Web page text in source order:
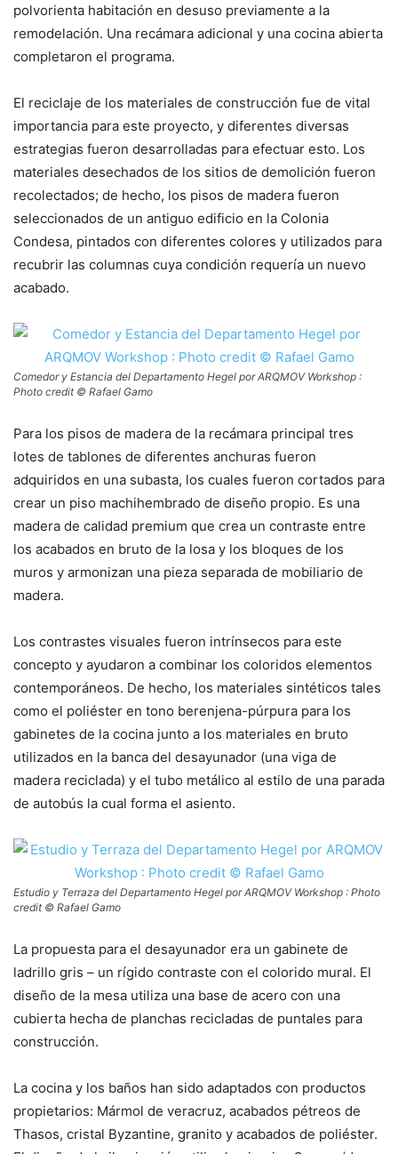
polvorienta habitación en desuso previamente a la
remodelación. Una recámara adicional y una cocina abierta
completaron el programa.
El reciclaje de los materiales de construcción fue de vital
importancia para este proyecto, y diferentes diversas
estrategias fueron desarrolladas para efectuar esto. Los
materiales desechados de los sitios de demolición fueron
recolectados; de hecho, los pisos de madera fueron
seleccionados de un antiguo edificio en la Colonia
Condesa, pintados con diferentes colores y utilizados para
recubrir las columnas cuya condición requería un nuevo
acabado.
Comedor y Estancia del Departamento Hegel por ARQMOV Workshop :
Photo credit © Rafael Gamo
Para los pisos de madera de la recámara principal tres
lotes de tablones de diferentes anchuras fueron
adquiridos en una subasta, los cuales fueron cortados para
crear un piso machihembrado de diseño propio. Es una
madera de calidad premium que crea un contraste entre
los acabados en bruto de la losa y los bloques de los
muros y armonizan una pieza separada de mobiliario de
madera.
Los contrastes visuales fueron intrínsecos para este
concepto y ayudaron a combinar los coloridos elementos
contemporáneos. De hecho, los materiales sintéticos tales
como el poliéster en tono berenjena-púrpura para los
gabinetes de la cocina junto a los materiales en bruto
utilizados en la banca del desayunador (una viga de
madera reciclada) y el tubo metálico al estilo de una parada
de autobús la cual forma el asiento.
Estudio y Terraza del Departamento Hegel por ARQMOV Workshop : Photo
credit © Rafael Gamo
La propuesta para el desayunador era un gabinete de
ladrillo gris – un rígido contraste con el colorido mural. El
diseño de la mesa utiliza una base de acero con una
cubierta hecha de planchas recicladas de puntales para
construcción.
La cocina y los baños han sido adaptados con productos
propietarios: Mármol de veracruz, acabados pétreos de
Thasos, cristal Byzantine, granito y acabados de poliéster.